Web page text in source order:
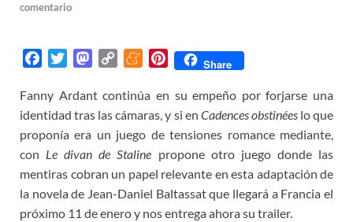
comentario
c
e
b
o
o
k
i
t
t
e
r
M
s
t
o
d
o
n
p
y
L
i
n
k
M
n
e
a
m
e
P
n
t
e
r
e
s
t
Share
Fanny Ardant continúa en su empeño por forjarse una
identidad tras las cámaras, y si en Cadences obstinéeslo que
proponía era un juego de tensiones romance mediante,
con Le divan de Staline propone otro juego donde las
mentiras cobran un papel relevante en esta adaptación de
la novela de Jean-Daniel Baltassat que llegará a Francia el
próximo 11 de enero y nos entrega ahora su trailer.